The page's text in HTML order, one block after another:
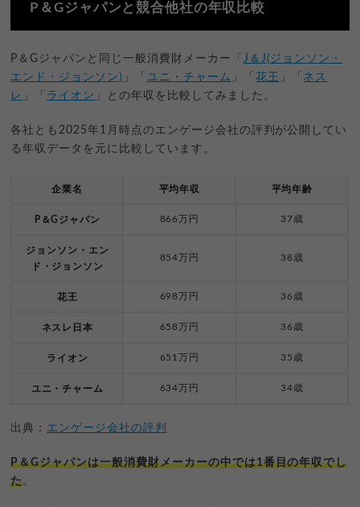
P＆Gジャパンと競合他社の年収比較
P＆Gジャパンと同じ一般消費財メーカー「 J＆J(ジョンソン・
エンド・ジョンソン) 」「 ユニ・チャーム 」「 花王 」「 ネス
レ 」「 ライオン 」との年収を比較してみました。
各社とも2025年1月時点のエンゲージ会社の評判が公開してい
る年収データを元に比較しています。
企業名 平均年収 平均年齢
P＆Gジャパン 866万円 37歳
ジョンソン・エン
ド・ジョンソン
854万円 38歳
花王 698万円 36歳
ネスレ日本 658万円 36歳
ライオン 651万円 35歳
ユニ・チャーム 634万円 34歳
出典： エンゲージ会社の評判
P＆Gジャパンは一般消費財メーカーの中では1番目の年収でし
た。